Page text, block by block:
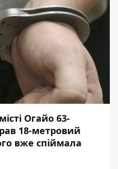
Огайо 63-
18-метровий
вже спіймала